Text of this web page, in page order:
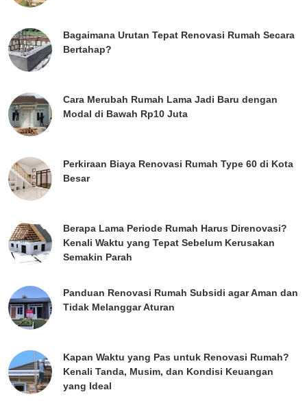
Bagaimana Urutan Tepat Renovasi Rumah Secara
Bertahap?
Cara Merubah Rumah Lama Jadi Baru dengan
Modal di Bawah Rp10 Juta
Perkiraan Biaya Renovasi Rumah Type 60 di Kota
Besar
Berapa Lama Periode Rumah Harus Direnovasi?
Kenali Waktu yang Tepat Sebelum Kerusakan
Semakin Parah
Panduan Renovasi Rumah Subsidi agar Aman dan
Tidak Melanggar Aturan
Kapan Waktu yang Pas untuk Renovasi Rumah?
Kenali Tanda, Musim, dan Kondisi Keuangan
yang Ideal